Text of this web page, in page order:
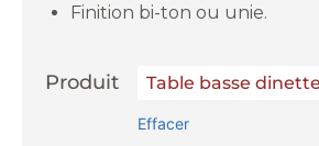
Finition bi-ton ou unie.
Produit
Effacer